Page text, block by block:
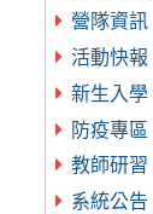
營隊資訊
活動快報
新生入學
防疫專區
教師研習
系統公告